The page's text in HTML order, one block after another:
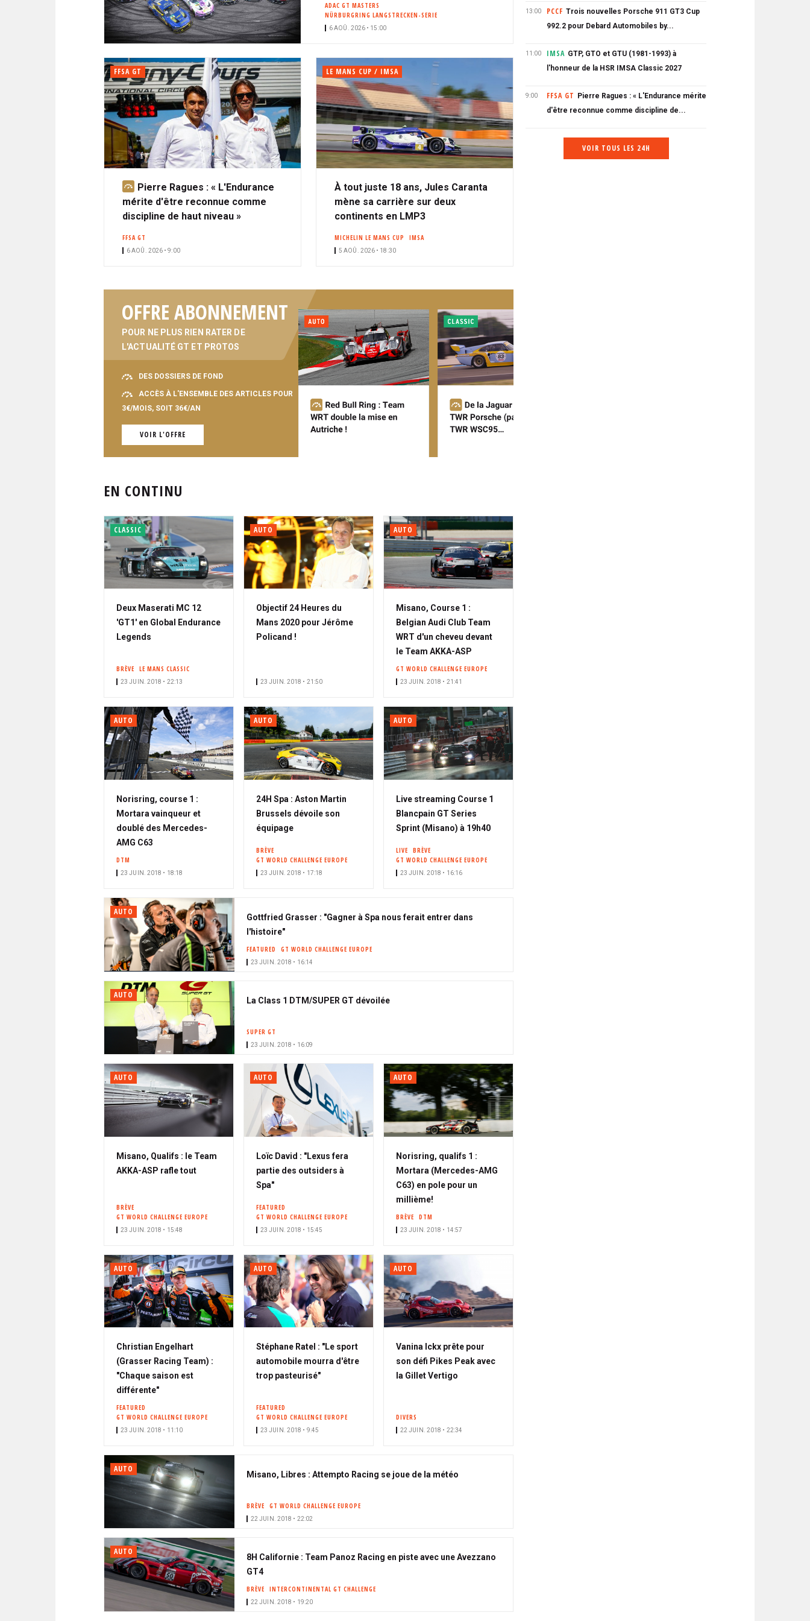
C
P
A
L
E
A
N
ADAC GT MASTERS
NÜRBURGRING LANGSTRECKEN-SERIE
6 AOÛ. 2026 • 15:00
FFSA GT
A
b
o
Pierre Ragues : « L'Endurance
mérite d'être reconnue comme
discipline de haut niveau »
FFSA GT
6 AOÛ. 2026 • 9:00
LE MANS CUP / IMSA
À tout juste 18 ans, Jules Caranta
mène sa carrière sur deux
continents en LMP3
MICHELIN LE MANS CUP IMSA
5 AOÛ. 2026 • 18:30
OFFRE ABONNEMENT
POUR NE PLUS RIEN RATER DE
L'ACTUALITÉ GT ET PROTOS
DES DOSSIERS DE FOND
ACCÈS À L'ENSEMBLE DES ARTICLES POUR
3€/MOIS, SOIT 36€/AN
VOIR L'OFFRE
EN CONTINU
CLASSIC
Deux Maserati MC 12
'GT1' en Global Endurance
Legends
BRÈVE LE MANS CLASSIC
23 JUIN. 2018 • 22:13
AUTO
Objectif 24 Heures du
Mans 2020 pour Jérôme
Policand !
23 JUIN. 2018 • 21:50
AUTO
Misano, Course 1 :
Belgian Audi Club Team
WRT d'un cheveu devant
le Team AKKA-ASP
GT WORLD CHALLENGE EUROPE
23 JUIN. 2018 • 21:41
AUTO
Norisring, course 1 :
Mortara vainqueur et
doublé des Mercedes-
AMG C63
DTM
23 JUIN. 2018 • 18:18
AUTO
24H Spa : Aston Martin
Brussels dévoile son
équipage
BRÈVE
GT WORLD CHALLENGE EUROPE
23 JUIN. 2018 • 17:18
AUTO
Live streaming Course 1
Blancpain GT Series
Sprint (Misano) à 19h40
LIVE
BRÈVE
GT WORLD CHALLENGE EUROPE
23 JUIN. 2018 • 16:16
AUTO
Gottfried Grasser : "Gagner à Spa nous ferait entrer dans
l'histoire"
FEATURED GT WORLD CHALLENGE EUROPE
23 JUIN. 2018 • 16:14
AUTO
La Class 1 DTM/SUPER GT dévoilée
SUPER GT
23 JUIN. 2018 • 16:09
AUTO
Misano, Qualifs : le Team
AKKA-ASP rafle tout
BRÈVE
GT WORLD CHALLENGE EUROPE
23 JUIN. 2018 • 15:48
AUTO
Loïc David : "Lexus fera
partie des outsiders à
Spa"
FEATURED
GT WORLD CHALLENGE EUROPE
23 JUIN. 2018 • 15:45
AUTO
Norisring, qualifs 1 :
Mortara (Mercedes-AMG
C63) en pole pour un
millième!
BRÈVE DTM
23 JUIN. 2018 • 14:57
AUTO
Christian Engelhart
(Grasser Racing Team) :
"Chaque saison est
différente"
FEATURED
GT WORLD CHALLENGE EUROPE
23 JUIN. 2018 • 11:10
AUTO
Stéphane Ratel : "Le sport
automobile mourra d'être
trop pasteurisé"
FEATURED
GT WORLD CHALLENGE EUROPE
23 JUIN. 2018 • 9:45
AUTO
Vanina Ickx prête pour
son défi Pikes Peak avec
la Gillet Vertigo
DIVERS
22 JUIN. 2018 • 22:34
AUTO
Misano, Libres : Attempto Racing se joue de la météo
BRÈVE GT WORLD CHALLENGE EUROPE
22 JUIN. 2018 • 22:02
AUTO
8H Californie : Team Panoz Racing en piste avec une Avezzano
GT4
BRÈVE INTERCONTINENTAL GT CHALLENGE
22 JUIN. 2018 • 19:20
13:00 PCCF Trois nouvelles Porsche 911 GT3 Cup
992.2 pour Debard Automobiles by...
11:00 IMSA GTP, GTO et GTU (1981-1993) à
l'honneur de la HSR IMSA Classic 2027
9:00 FFSA GT Pierre Ragues : « L'Endurance mérite
d'être reconnue comme discipline de...
VOIR TOUS LES 24H